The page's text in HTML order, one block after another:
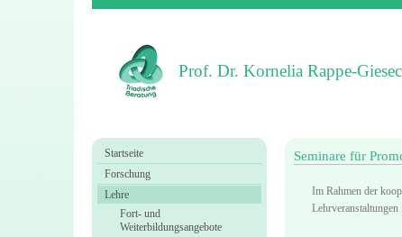
Prof. Dr. Kornelia Rappe-
Startseite
Forschung
Lehre
Fort- und
Weiterbildungsangebote
Seminare für
Im Rahmen der